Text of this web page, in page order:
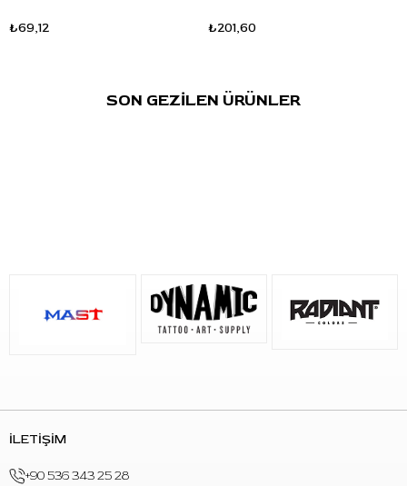
₺69,12 ₺201,60
SON GEZİLEN ÜRÜNLER
İLETİŞİM
+90 536 343 25 28